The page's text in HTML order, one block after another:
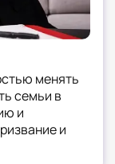
сферах.
менять
семьи в
и
и